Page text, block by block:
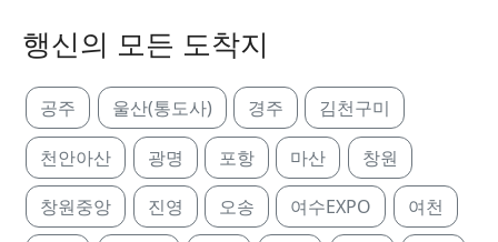
행신의 모든 도착지
공주 울산(통도사) 경주 김천구미
천안아산 광명 포항 마산 창원
창원중앙 진영 오송 여수EXPO 여천